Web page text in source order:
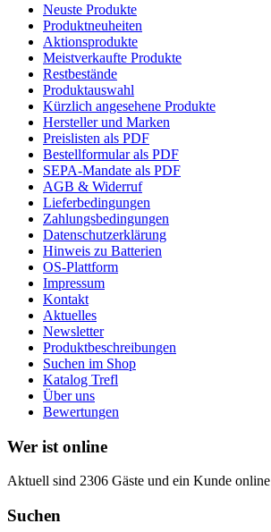
Neuste Produkte
Produktneuheiten
Aktionsprodukte
Meistverkaufte Produkte
Restbestände
Produktauswahl
Kürzlich angesehene Produkte
Hersteller und Marken
Preislisten als PDF
Bestellformular als PDF
SEPA-Mandate als PDF
AGB & Widerruf
Lieferbedingungen
Zahlungsbedingungen
Datenschutzerklärung
Hinweis zu Batterien
OS-Plattform
Impressum
Kontakt
Aktuelles
Newsletter
Produktbeschreibungen
Suchen im Shop
Katalog Trefl
Über uns
Bewertungen
Wer ist online
Aktuell sind 2306 Gäste und ein Kunde online
Suchen